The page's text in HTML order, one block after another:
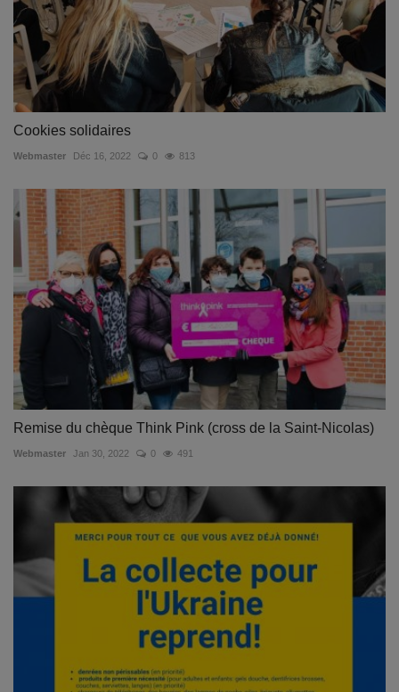
Cookies solidaires
Webmaster Déc 16, 2022 0 813
Remise du chèque Think Pink (cross de la Saint-Nicolas)
Webmaster Jan 30, 2022 0 491